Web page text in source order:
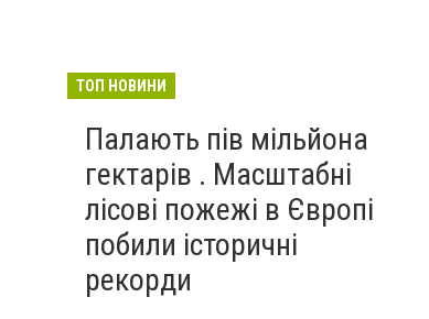
ТОП НОВИНИ
Палають пів мільйона
гектарів . Масштабні
лісові пожежі в Європі
побили історичні
рекорди